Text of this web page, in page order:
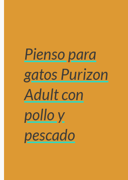
Pienso para
gatos Purizon
Adult con
pollo y
pescado